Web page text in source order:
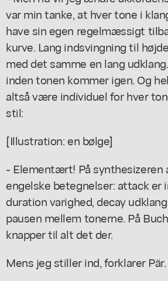
var min tanke, at hver tone i
have sin egen regelmæssigt
kurve. Lang indsvingning til
med det samme en lang
inden tonen kommer igen. Og
altså være individuel for hver
stil:
[Illustration: en bølge]
- Elementært! På synthesizeren
engelske betegnelser: attack er
duration varighed, decay
pausen mellem tonerne. På
knapper til alt det der.
Mens jeg stiller ind, forklarer Pär.